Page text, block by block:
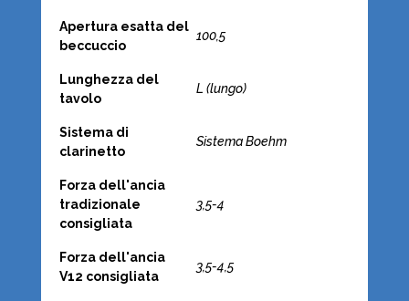
Apertura esatta del
beccuccio
100,5
Lunghezza del
tavolo
L (lungo)
Sistema di
clarinetto
Sistema Boehm
Forza dell'ancia
tradizionale
consigliata
3,5-4
Forza dell'ancia
V12 consigliata
3,5-4,5